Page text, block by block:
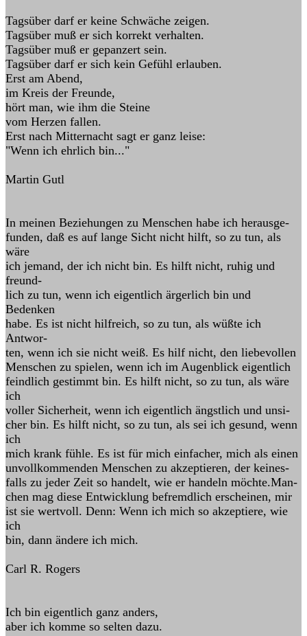
Tagsüber darf er keine Schwäche zeigen.
Tagsüber muß er sich korrekt verhalten.
Tagsüber muß er gepanzert sein.
Tagsüber darf er sich kein Gefühl erlauben.
Erst am Abend,
im Kreis der Freunde,
hört man, wie ihm die Steine
vom Herzen fallen.
Erst nach Mitternacht sagt er ganz leise:
"Wenn ich ehrlich bin..."
Martin Gutl
In meinen Beziehungen zu Menschen habe ich herausge-
funden, daß es auf lange Sicht nicht hilft, so zu tun, als
wäre
ich jemand, der ich nicht bin. Es hilft nicht, ruhig und
freund-
lich zu tun, wenn ich eigentlich ärgerlich bin und
Bedenken
habe. Es ist nicht hilfreich, so zu tun, als wüßte ich
Antwor-
ten, wenn ich sie nicht weiß. Es hilf nicht, den liebevollen
Menschen zu spielen, wenn ich im Augenblick eigentlich
feindlich gestimmt bin. Es hilft nicht, so zu tun, als wäre
ich
voller Sicherheit, wenn ich eigentlich ängstlich und unsi-
cher bin. Es hilft nicht, so zu tun, als sei ich gesund, wenn
ich
mich krank fühle. Es ist für mich einfacher, mich als einen
unvollkommenden Menschen zu akzeptieren, der keines-
falls zu jeder Zeit so handelt, wie er handeln möchte.Man-
chen mag diese Entwicklung befremdlich erscheinen, mir
ist sie wertvoll. Denn: Wenn ich mich so akzeptiere, wie
ich
bin, dann ändere ich mich.
Carl R. Rogers
Ich bin eigentlich ganz anders,
aber ich komme so selten dazu.